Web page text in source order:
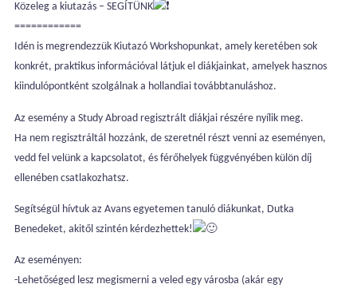
Közeleg a kiutazás – SEGÍTÜNK
============
Idén is megrendezzük Kiutazó Workshopunkat, amely keretében sok
konkrét, praktikus információval látjuk el diákjainkat, amelyek hasznos
kiindulópontként szolgálnak a hollandiai továbbtanuláshoz.
Az esemény a Study Abroad regisztrált diákjai részére nyílik meg.
Ha nem regisztráltál hozzánk, de szeretnél részt venni az eseményen,
vedd fel velünk a kapcsolatot, és férőhelyek függvényében külön díj
ellenében csatlakozhatsz.
Segítségül hívtuk az Avans egyetemen tanuló diákunkat, Dutka
Benedeket, akitől szintén kérdezhettek!
Az eseményen:
-Lehetőséged lesz megismerni a veled egy városba (akár egy